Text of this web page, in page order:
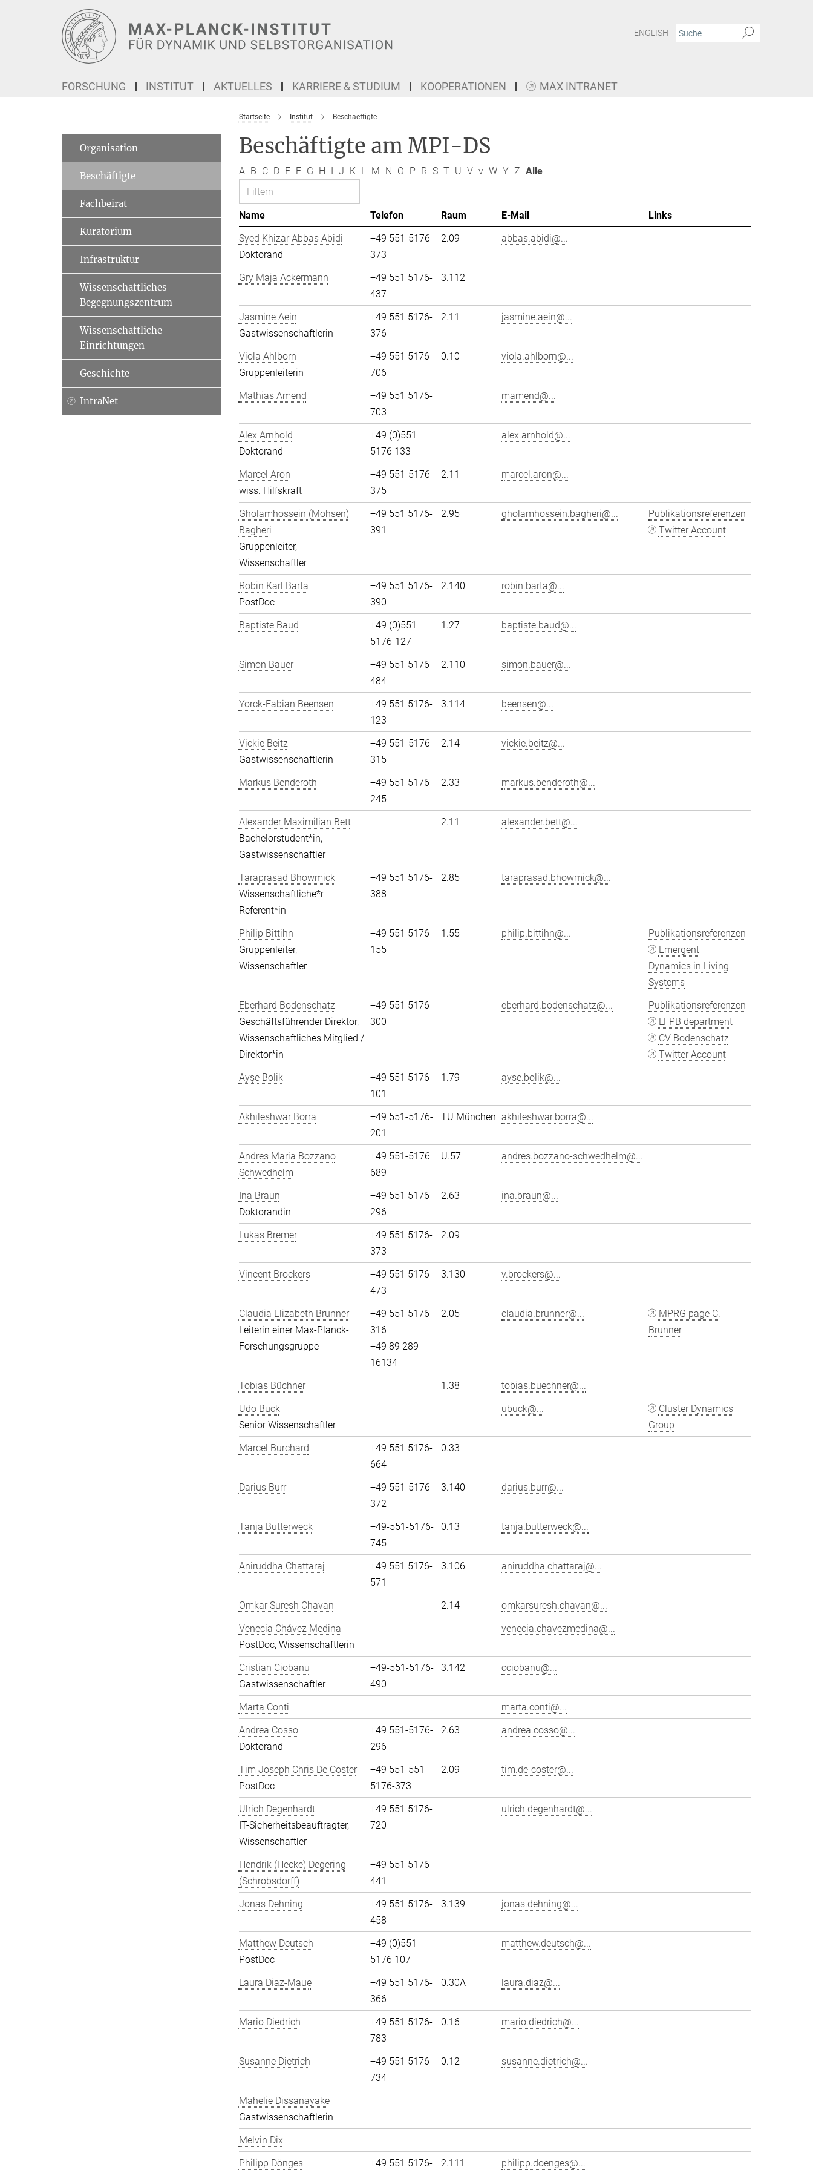
ENGLISH
FORSCHUNG INSTITUT AKTUELLES KARRIERE & STUDIUM KOOPERATIONEN MAX INTRANET
Startseite Institut Beschaeftigte
Beschäftigte am MPI-DS
A B C D E F G H I J K L M N O P R S T U V v W Y Z Alle
Name Telefon Raum E-Mail
Links
Syed Khizar Abbas Abidi
Doktorand
+49 551-5176-
373
2.09 abbas.abidi@...
Gry Maja Ackermann
+49 551 5176-
437
3.112
Jasmine Aein
Gastwissenschaftlerin
+49 551 5176-
376
2.11 jasmine.aein@...
Viola Ahlborn
Gruppenleiterin
+49 551 5176-
706
0.10 viola.ahlborn@...
Mathias Amend
+49 551 5176-
703
mamend@...
Alex Arnhold
Doktorand
+49 (0)551
5176 133
alex.arnhold@...
Marcel Aron
wiss. Hilfskraft
+49 551-5176-
375
2.11 marcel.aron@...
Gholamhossein (Mohsen)
Bagheri
Gruppenleiter,
Wissenschaftler
+49 551 5176-
391
2.95 gholamhossein.bagheri@...
Publikationsreferenzen
Twitter Account
Robin Karl Barta
PostDoc
+49 551 5176-
390
2.140 robin.barta@...
Baptiste Baud
+49 (0)551
5176-127
1.27 baptiste.baud@...
Simon Bauer
+49 551 5176-
484
2.110 simon.bauer@...
Yorck-Fabian Beensen
+49 551 5176-
123
3.114 beensen@...
Vickie Beitz
Gastwissenschaftlerin
+49 551-5176-
315
2.14 vickie.beitz@...
Markus Benderoth
+49 551 5176-
245
2.33 markus.benderoth@...
Alexander Maximilian Bett
Bachelorstudent*in,
Gastwissenschaftler
2.11 alexander.bett@...
Taraprasad Bhowmick
Wissenschaftliche*r
Referent*in
+49 551 5176-
388
2.85 taraprasad.bhowmick@...
Philip Bittihn
Gruppenleiter,
Wissenschaftler
+49 551 5176-
155
1.55 philip.bittihn@...
Publikationsreferenzen
Emergent
Dynamics in Living
Systems
Eberhard Bodenschatz
Geschäftsführender Direktor,
Wissenschaftliches Mitglied /
Direktor*in
+49 551 5176-
300
eberhard.bodenschatz@...
Publikationsreferenzen
LFPB department
CV Bodenschatz
Twitter Account
Ayşe Bolik
+49 551 5176-
101
1.79 ayse.bolik@...
Akhileshwar Borra
+49 551-5176-
201
TU München akhileshwar.borra@...
Andres Maria Bozzano
Schwedhelm
+49 551-5176
689
U.57 andres.bozzano-schwedhelm@...
Ina Braun
Doktorandin
+49 551 5176-
296
2.63 ina.braun@...
Lukas Bremer
+49 551 5176-
373
2.09
Vincent Brockers
+49 551 5176-
473
3.130 v.brockers@...
Claudia Elizabeth Brunner
Leiterin einer Max-Planck-
Forschungsgruppe
+49 551 5176-
316
+49 89 289-
16134
2.05 claudia.brunner@...
MPRG page C.
Brunner
Tobias Büchner 1.38
tobias.buechner@...
Udo Buck
Senior Wissenschaftler
ubuck@...
Cluster Dynamics
Group
Marcel Burchard
+49 551 5176-
664
0.33
Darius Burr
+49 551-5176-
372
3.140 darius.burr@...
Tanja Butterweck
+49-551-5176-
745
0.13 tanja.butterweck@...
Aniruddha Chattaraj
+49 551 5176-
571
3.106 aniruddha.chattaraj@...
Omkar Suresh Chavan 2.14
omkarsuresh.chavan@...
Venecia Chávez Medina
PostDoc, Wissenschaftlerin
venecia.chavezmedina@...
Cristian Ciobanu
Gastwissenschaftler
+49-551-5176-
490
3.142 cciobanu@...
Marta Conti
marta.conti@...
Andrea Cosso
Doktorand
+49 551-5176-
296
2.63 andrea.cosso@...
Tim Joseph Chris De Coster
PostDoc
+49 551-551-
5176-373
2.09 tim.de-coster@...
Ulrich Degenhardt
IT-Sicherheitsbeauftragter,
Wissenschaftler
+49 551 5176-
720
ulrich.degenhardt@...
Hendrik (Hecke) Degering
(Schrobsdorff)
+49 551 5176-
441
Jonas Dehning
+49 551 5176-
458
3.139 jonas.dehning@...
Matthew Deutsch
PostDoc
+49 (0)551
5176 107
matthew.deutsch@...
Laura Diaz-Maue
+49 551 5176-
366
0.30A laura.diaz@...
Mario Diedrich
+49 551 5176-
783
0.16 mario.diedrich@...
Susanne Dietrich
+49 551 5176-
734
0.12 susanne.dietrich@...
Mahelie Dissanayake
Gastwissenschaftlerin
Melvin Dix
Philipp Dönges
+49 551 5176- 2.111 philipp.doenges@...
Organisation
Beschäftigte
Fachbeirat
Kuratorium
Infrastruktur
Wissenschaftliches
Begegnungszentrum
Wissenschaftliche
Einrichtungen
Geschichte
IntraNet